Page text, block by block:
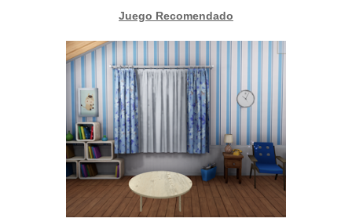
Juego Recomendado